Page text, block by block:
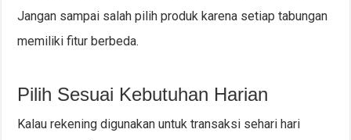
Jangan sampai salah pilih produk karena setiap tabungan
memiliki fitur berbeda.
Pilih Sesuai Kebutuhan Harian
Kalau rekening digunakan untuk transaksi sehari hari